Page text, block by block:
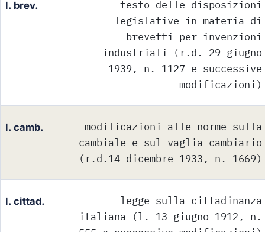
l. brev.
testo delle disposizioni
legislative in materia di
brevetti per invenzioni
industriali (r.d. 29 giugno
1939, n. 1127 e successive
modificazioni)
l. camb.
modificazioni alle norme sulla
cambiale e sul vaglia cambiario
(r.d.14 dicembre 1933, n. 1669)
l. cittad.
legge sulla cittadinanza
italiana (l. 13 giugno 1912, n.